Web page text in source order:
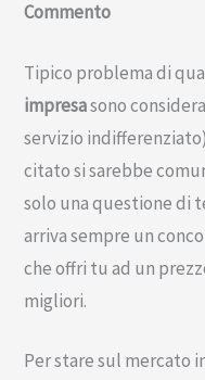
Commento
Tipico problema di
impresasono
servizio
citato si sarebbe
solo una questione di
arriva sempre un
che offri tu ad un
migliori.
Per stare sul mercato